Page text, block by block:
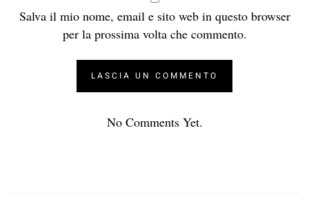
Salva il mio nome, email e sito web in questo browser
per la prossima volta che commento.
No Comments Yet.